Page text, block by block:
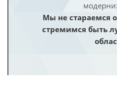
Мы не стараемся
стремимся быть